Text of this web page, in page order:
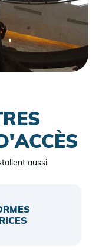
aussi